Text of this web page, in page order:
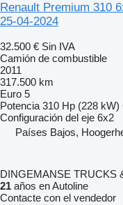
Renault Premium 310
25-04-2024
32.500 € Sin IVA
Camión de combustible
2011
317.500 km
Euro 5
Potencia 310 Hp (228 kW)
Configuración del eje 6x2
Países Bajos,
DINGEMANSE TRUCKS
21 años en Autoline
Contacte con el vendedor